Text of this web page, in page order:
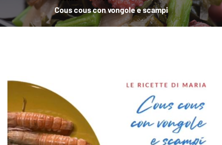
Cous cous con vongole e scampi